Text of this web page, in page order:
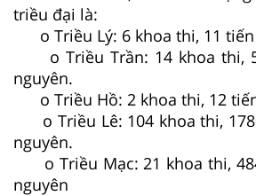
triều đại là:
o Triều Lý: 6 khoa thi, 11
o Triều Trần: 14 khoa thi,
nguyên.
o Triều Hồ: 2 khoa thi, 12
o Triều Lê: 104 khoa thi,
nguyên.
o Triều Mạc: 21 khoa thi,
nguyên